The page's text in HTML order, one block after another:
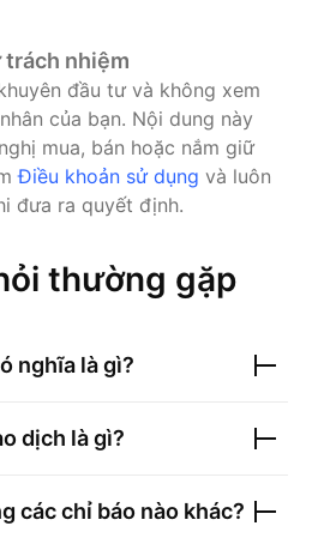
nhiệm
đầu tư và không xem
của bạn. Nội dung này
mua, bán hoặc nắm giữ
Điều khoản sử dụng và luôn
đưa ra quyết định.
thường gặp
nghĩa là gì?
dịch là gì?
các chỉ báo nào khác?